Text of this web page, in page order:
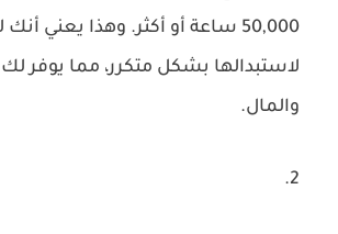
50,000 ساعة أو أكثر. وهذا يعني
لاستبدالها بشكل متكرر، مما يوفر
والمال.